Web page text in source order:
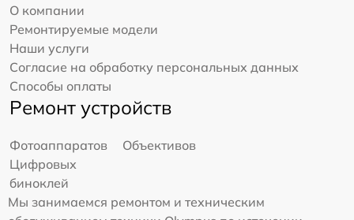
О компании
Ремонтируемые модели
Наши услуги
Согласие на обработку персональных данных
Способы оплаты
Ремонт устройств
Фотоаппаратов
Объективов
Цифровых
биноклей
Мы занимаемся ремонтом и техническим